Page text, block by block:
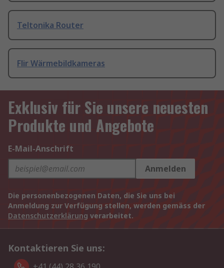
Teltonika Router
Flir Wärmebildkameras
Exklusiv für Sie unsere neuesten
Produkte und Angebote
E-Mail-Anschrift
Anmelden
Die personenbezogenen Daten, die Sie uns bei
Anmeldung zur Verfügung stellen, werden gemäss der
Datenschutzerklärung verarbeitet.
Kontaktieren Sie uns: